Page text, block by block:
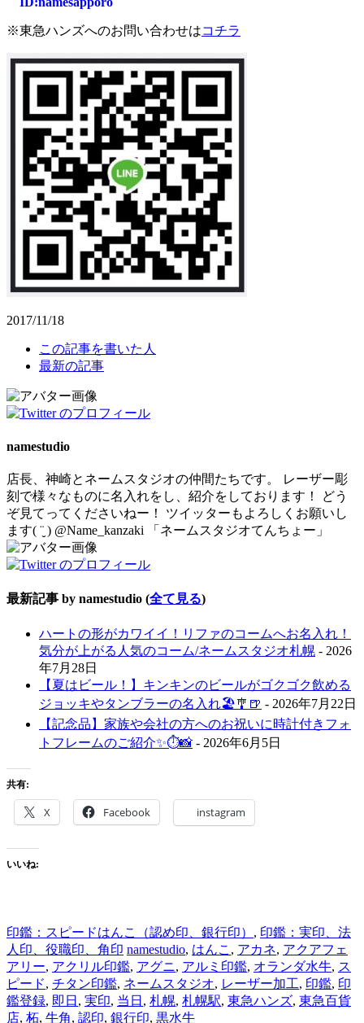
※東急ハンズへのお問い合わせはコチラ
2017/11/18
following
tabs
change
content
この記事を書いた人
最新の記事
namestudio
店長、神崎とネームスタジオの仲間たちです。 レーザー彫
刻で様々なものに名入れをし、紹介をしております！ どう
ぞ見てってくださいねー！ ツイッターもよろしくお願いし
ます( ¨̮ ) @Name_kanzaki 「ネームスタジオてんちょー」
最新記事 by namestudio (全て見る)
ハートの形がカワイイ！リファのコームへお名入れ！
気分が上がる人気のコーム/ネームスタジオ札幌 - 2026
年7月28日
【夏はビール！】キンキンのビールがゴクゴク飲める
ジョッキやタンブラーの名入れ🏖️🎐🍺 - 2026年7月22日
【記念品】家族や会社の方へのお祝いに時計付きフォ
トフレームのご紹介✨⏱📸 - 2026年6月5日
共有:
X Facebook instagram
いいね:
印鑑：スピードはんこ（認め印、銀行印） , 印鑑：実印、法
人印、役職印、角印 namestudio, はんこ , アカネ, アクアフェ
アリー, アクリル印鑑, アグニ, アルミ印鑑, オランダ水牛, ス
ピード, チタン印鑑, ネームスタジオ, レーザー加工, 印鑑, 印
鑑登録, 即日 , 実印, 当日 , 札幌, 札幌駅, 東急ハンズ, 東急百貨
店, 柘, 牛角, 認印, 銀行印, 黒水牛